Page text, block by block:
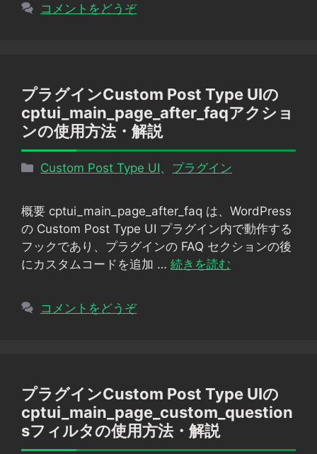
コメントをどうぞ
プラグインCustom Post Type UIの
cptui_main_page_after_faqアクショ
ンの使用方法・解説
カ
リ
ー
Custom Post Type UI、 プラグイン
概要 cptui_main_page_after_faq は、WordPress
の Custom Post Type UI プラグイン内で動作する
フックであり、プラグインの FAQ セクションの後
にカスタムコードを追加 … 続きを読む
コメントをどうぞ
プラグインCustom Post Type UIの
cptui_main_page_custom_question
sフィルタの使用方法・解説